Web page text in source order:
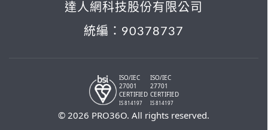
達人網科技股份有限公司
統編：90378737
ISO/IEC
27001
CERTIFIED
IS 814197
ISO/IEC
27701
CERTIFIED
IS 814197
© 2026 PRO36O. All rights reserved.